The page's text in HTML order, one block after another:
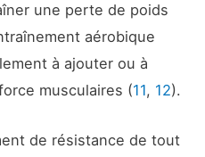
une perte de poids
aérobique
à ajouter ou à
musculaires (11, 12).
de résistance de tout